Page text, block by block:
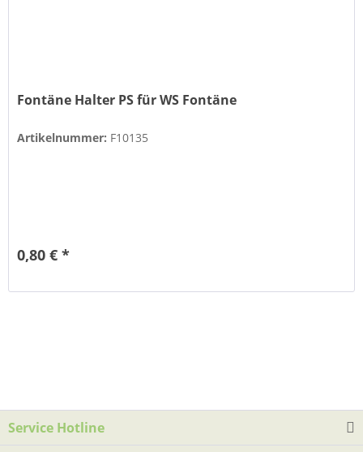
Fontäne Halter PS für WS Fontäne
Artikelnummer: F10135
0,80 € *
Service Hotline